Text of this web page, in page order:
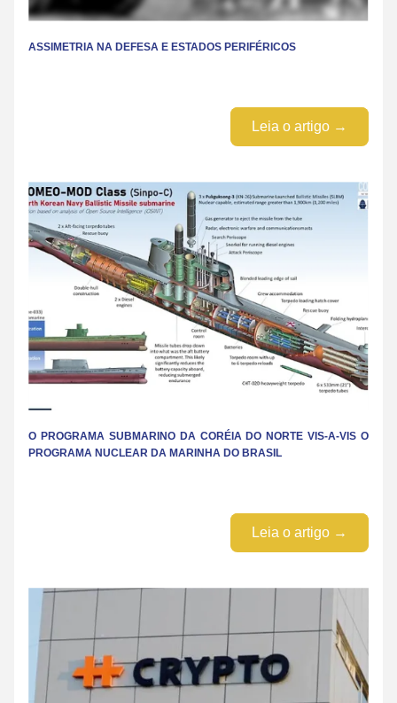
ASSIMETRIA NA DEFESA E ESTADOS PERIFÉRICOS
Leia o artigo →
O PROGRAMA SUBMARINO DA CORÉIA DO NORTE VIS-A-VIS O
PROGRAMA NUCLEAR DA MARINHA DO BRASIL
Leia o artigo →